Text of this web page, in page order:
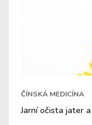
ČÍNSKÁ MEDICÍNA
Jarní očista jater